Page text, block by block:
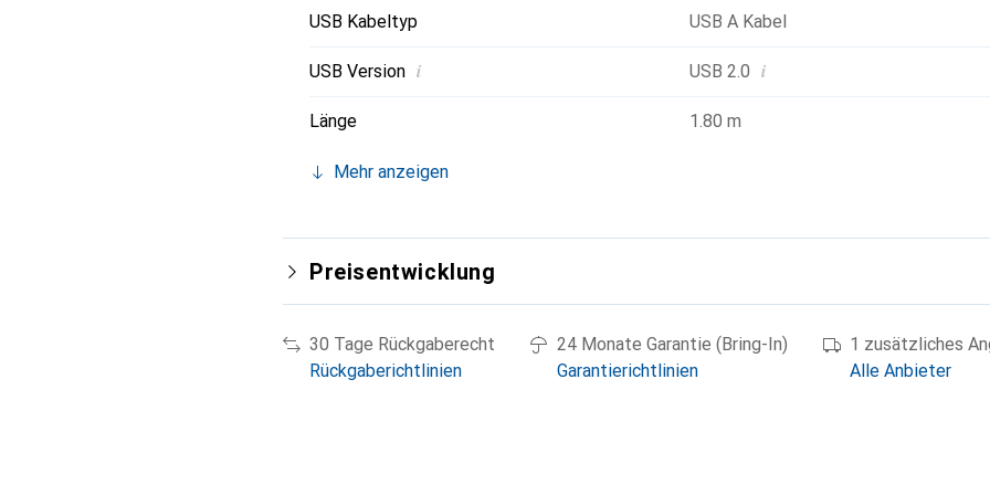
USB Kabeltyp USB A Kabel
USB Version i USB 2.0 i
Länge 1.80 m
Mehr anzeigen
Preisentwicklung
30 Tage Rückgaberecht
Rückgaberichtlinien
24 Monate Garantie (Bring-In)
Garantierichtlinien
1 zusätzliches
Alle Anbieter